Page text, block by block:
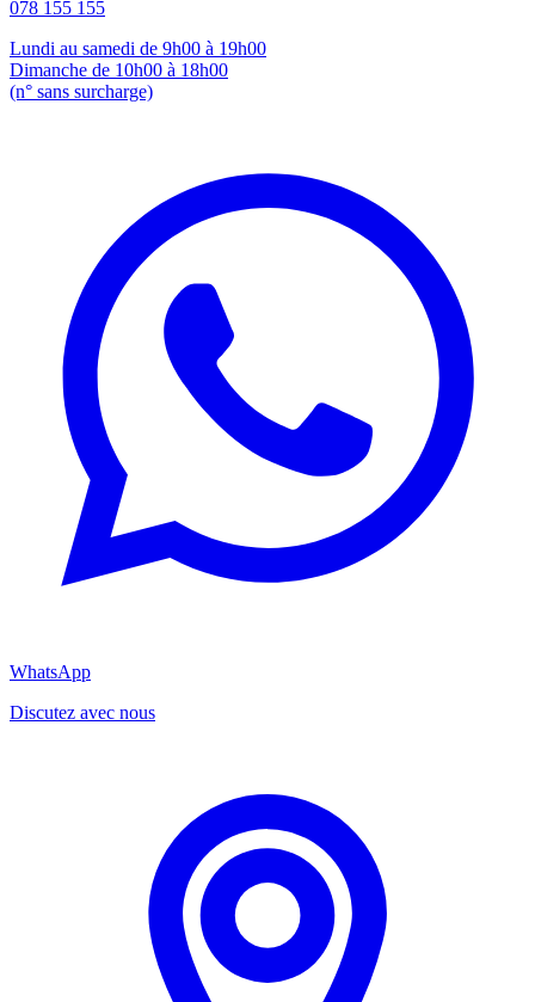
078 155 155
Lundi au samedi de 9h00 à 19h00
Dimanche de 10h00 à 18h00
(n° sans surcharge)
WhatsApp
Discutez avec nous